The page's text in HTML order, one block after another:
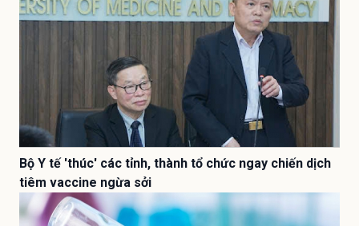
Bộ Y tế 'thúc' các tỉnh, thành tổ chức ngay chiến dịch
tiêm vaccine ngừa sởi